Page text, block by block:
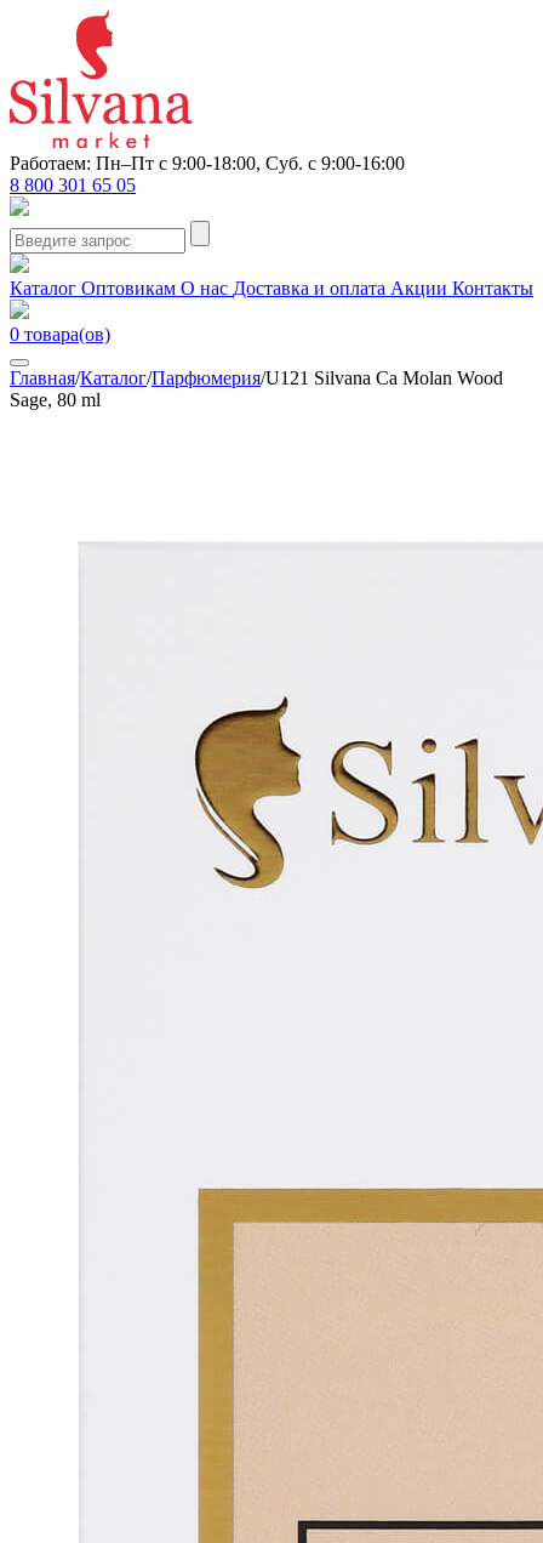
Работаем: Пн–Пт с 9:00-18:00, Суб. с 9:00-16:00
8 800 301 65 05
Каталог Оптовикам О нас Доставка и оплата Акции Контакты
0 товара(ов)
Главная/Каталог/Парфюмерия/U121 Silvana Ca Molan Wood
Sage, 80 ml